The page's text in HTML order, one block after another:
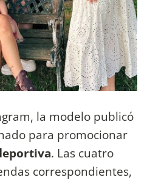
la modelo publicó
para promocionar
. Las cuatro
correspondientes,